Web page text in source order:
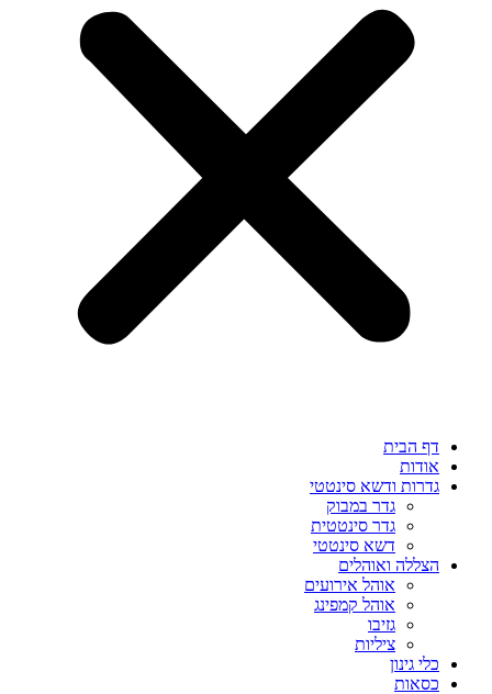
דף הבית
אודות
גדרות ודשא סינטטי
גדר במבוק
גדר סינטטית
דשא סינטטי
הצללה ואוהלים
אוהל אירועים
אוהל קמפינג
גזיבו
ציליות
כלי גינון
כסאות